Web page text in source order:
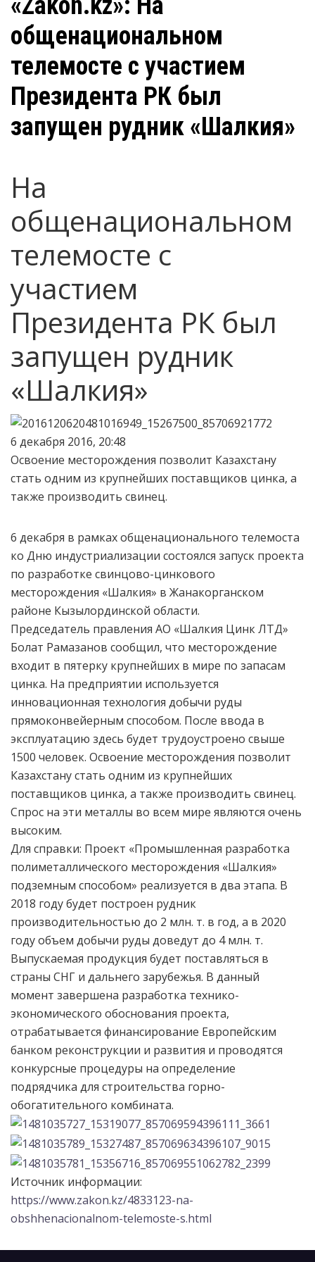
общенациональном
телемосте с участием
Президента РК был
запущен рудник «Шалкия»
На
общенациональном
телемосте с
участием
Президента РК был
запущен рудник
«Шалкия»
6 декабря 2016, 20:48
Освоение месторождения позволит Казахстану
стать одним из крупнейших поставщиков цинка, а
также производить свинец.
6 декабря в рамках общенационального телемоста
ко Дню индустриализации состоялся запуск проекта
по разработке свинцово-цинкового
месторождения «Шалкия» в Жанакорганском
районе Кызылординской области.
Председатель правления АО «Шалкия Цинк ЛТД»
Болат Рамазанов сообщил, что месторождение
входит в пятерку крупнейших в мире по запасам
цинка. На предприятии используется
инновационная технология добычи руды
прямоконвейерным способом. После ввода в
эксплуатацию здесь будет трудоустроено свыше
1500 человек. Освоение месторождения позволит
Казахстану стать одним из крупнейших
поставщиков цинка, а также производить свинец.
Спрос на эти металлы во всем мире являются очень
высоким.
Для справки: Проект «Промышленная разработка
полиметаллического месторождения «Шалкия»
подземным способом» реализуется в два этапа. В
2018 году будет построен рудник
производительностью до 2 млн. т. в год, а в 2020
году объем добычи руды доведут до 4 млн. т.
Выпускаемая продукция будет поставляться в
страны СНГ и дальнего зарубежья. В данный
момент завершена разработка технико-
экономического обоснования проекта,
отрабатывается финансирование Европейским
банком реконструкции и развития и проводятся
конкурсные процедуры на определение
подрядчика для строительства горно-
обогатительного комбината.
Источник информации:
https://www.zakon.kz/4833123-na-
obshhenacionalnom-telemoste-s.html